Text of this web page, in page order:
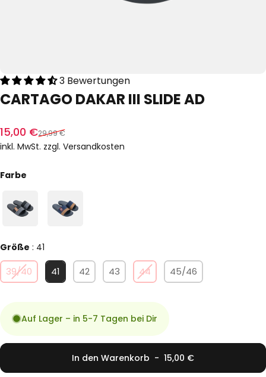
3 Bewertungen
CARTAGODAKAR III SLIDEAD
Verkaufspreis
15,00 €
Normaler Preis
29,99 €
inkl. MwSt. zzgl. Versandkosten
Farbe
Größe : 41
39/40 41 42 43 44 45/46
Auf Lager – in 5-7 Tagen bei Dir
Anzahl
In den Warenkorb - 15,00 €